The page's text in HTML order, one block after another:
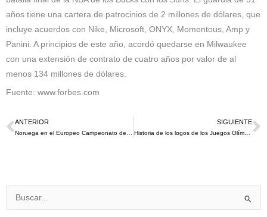
años tiene una cartera de patrocinios de 2 millones de dólares, que
incluye acuerdos con Nike, Microsoft, ONYX, Momentous, Amp y
Panini. A principios de este año, acordó quedarse en Milwaukee
con una extensión de contrato de cuatro años por valor de al
menos 134 millones de dólares.
Fuente: www.forbes.com
Ant
ANTERIOR SIGUIENTE
Historia de los logos de los Juegos Olímpicos de 1924 a 1964
Buscar